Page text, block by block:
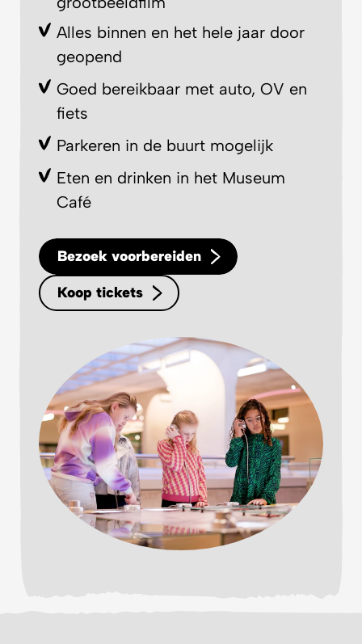
Alles binnen en het hele jaar door
geopend
Goed bereikbaar met auto, OV en
fiets
Parkeren in de buurt mogelijk
Eten en drinken in het Museum
Café
Bezoek voorbereiden
Koop tickets